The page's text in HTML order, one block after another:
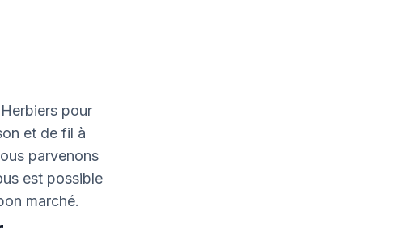
pour
et de fil à
parvenons
est possible
marché.